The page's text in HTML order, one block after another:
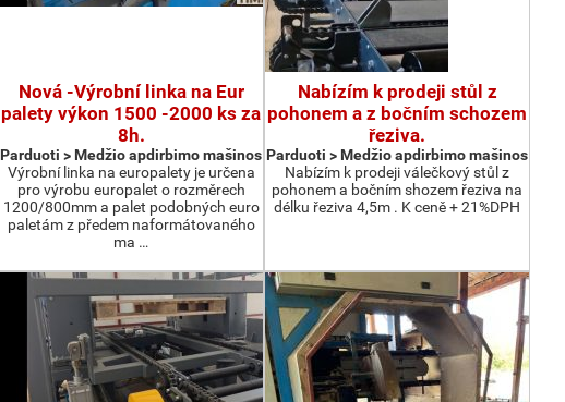
Nová -Výrobní linka na Eur
palety výkon 1500 -2000 ks za
8h.
Parduoti > Medžio apdirbimo mašinos
Výrobní linka na europalety je určena
pro výrobu europalet o rozměrech
1200/800mm a palet podobných euro
paletám z předem naformátovaného
ma …
Nabízím k prodeji stůl z
pohonem a z bočním schozem
řeziva.
Parduoti > Medžio apdirbimo mašinos
Nabízím k prodeji válečkový stůl z
pohonem a bočním shozem řeziva na
délku řeziva 4,5m . K ceně + 21%DPH